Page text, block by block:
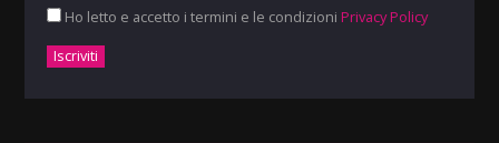
Ho letto e accetto i termini e le condizioni Privacy Policy